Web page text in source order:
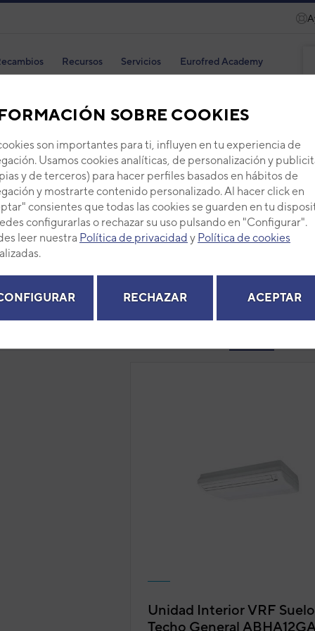
SOBRE COOKIES
son importantes para ti, influyen en tu experiencia de
Usamos cookies analíticas, de personalización y
y de terceros) para hacer perfiles basados en hábitos de
y mostrarte contenido personalizado. Al hacer click en
consientes que todas las cookies se guarden en tu
configurarlas o rechazar su uso pulsando en "Configurar".
leer nuestra Política de privacidad y Política de cookies
RECHAZAR ACEPTAR
Recursos Servicios Eurofred Academy
GENERAL VRF UNIDADES INTERIORES DE SUELO-TECHO
suelo-techo General
acondicionado VRF de la reputada marca de
Disfruta de la tecnología de General y consigue el
Unidad Interior VRF
Techo General